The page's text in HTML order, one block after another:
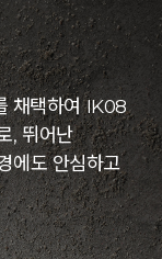
채택하여 IK08
, 뛰어난
에도 안심하고